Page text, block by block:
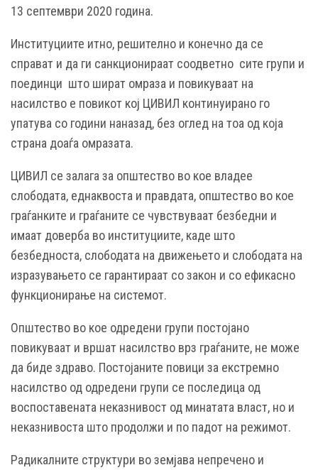
13 септември 2020 година.
Институциите итно, решително и конечно да се
справат и да ги санкционираат соодветно сите групи и
поединци што шират омраза и повикуваат на
насилство е повикот кој ЦИВИЛ континуирано го
упатува со години наназад, без оглед на тоа од која
страна доаѓа омразата.
ЦИВИЛ се залага за општество во кое владее
слободата, еднаквоста и правдата, општество во кое
граѓанките и граѓаните се чувствуваат безбедни и
имаат доверба во институциите, каде што
безбедноста, слободата на движењето и слободата на
изразувањето се гарантираат со закон и со ефикасно
функционирање на системот.
Општество во кое одредени групи постојано
повикуваат и вршат насилство врз граѓаните, не може
да биде здраво. Постојаните повици за екстремно
насилство од одредени групи се последица од
воспоставената неказнивост од минатата власт, но и
неказнивоста што продолжи и по падот на режимот.
Радикалните структури во земјава непречено и